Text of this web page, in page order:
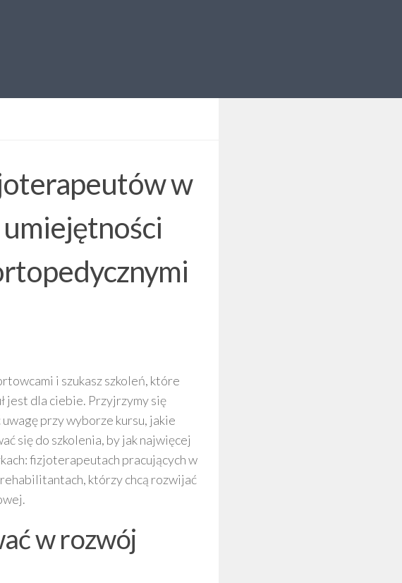
w
i szukasz szkoleń, które
jest dla ciebie. Przyjrzymy się
przy wyborze kursu, jakie
się do szkolenia, by jak najwięcej
fizjoterapeutach pracujących w
którzy chcą rozwijać
w rozwój